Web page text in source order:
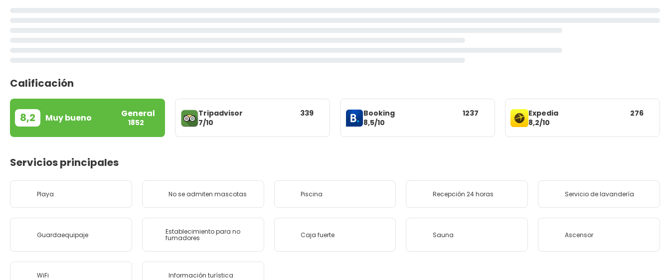
Calificación
8,2 Muy bueno General
1852
Tripadvisor
7/10
339
Booking
8,5/10
1237
Expedia
8,2/10
276
Servicios principales
Playa No se admiten mascotas Piscina Recepción 24 horas Servicio de lavandería
Guardaequipaje Establecimiento para no
fumadores Caja fuerte Sauna Ascensor
WiFi Información turística